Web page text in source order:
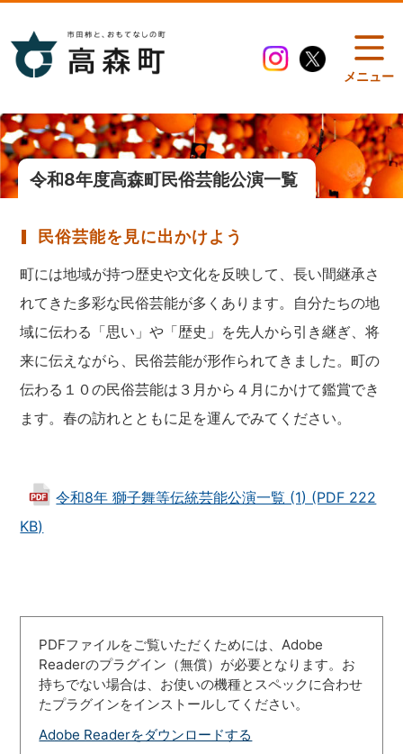
メニュー
令和8年度高森町民俗芸能公演一覧
民俗芸能を見に出かけよう
町には地域が持つ歴史や文化を反映して、長い間継承さ
れてきた多彩な民俗芸能が多くあります。自分たちの地
域に伝わる「思い」や「歴史」を先人から引き継ぎ、将
来に伝えながら、民俗芸能が形作られてきました。町の
伝わる１０の民俗芸能は３月から４月にかけて鑑賞でき
ます。春の訪れとともに足を運んでみてください。
令和8年 獅子舞等伝統芸能公演一覧 (1) (PDF 222
KB)
PDFファイルをご覧いただくためには、Adobe
Readerのプラグイン（無償）が必要となります。お
持ちでない場合は、お使いの機種とスペックに合わせ
たプラグインをインストールしてください。
Adobe Readerをダウンロードする